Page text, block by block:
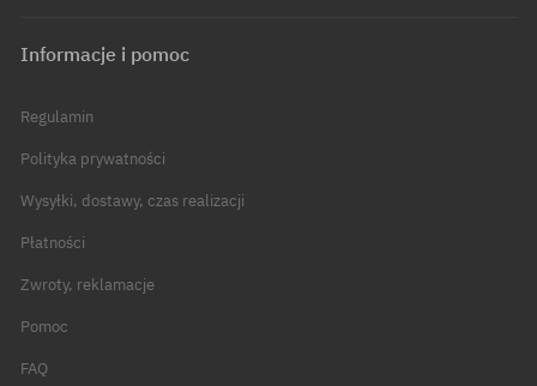
Informacje i pomoc
Regulamin
Polityka prywatności
Wysyłki, dostawy, czas realizacji
Płatności
Zwroty, reklamacje
Pomoc
FAQ